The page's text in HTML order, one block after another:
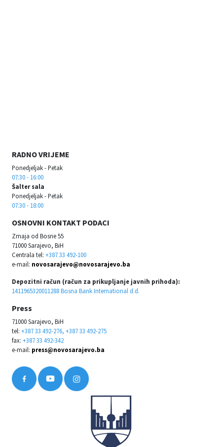
RADNO VRIJEME
Ponedjeljak - Petak
07:30 - 16:00
Šalter sala
Ponedjeljak - Petak
07:30 - 18:00
OSNOVNI KONTAKT PODACI
Zmaja od Bosne 55
71000 Sarajevo, BiH
Centrala tel: +387 33 492-100
e-mail: novosarajevo@novosarajevo.ba
Depozitni račun (račun za prikupljanje javnih prihoda):
1411965320011288 Bosna Bank International d.d.
Press
71000 Sarajevo, BiH
tel: +387 33 492-276, +387 33 492-275
fax: +387 33 492-342
e-mail: press@novosarajevo.ba